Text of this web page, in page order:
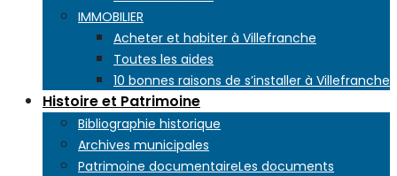
IMMOBILIER
Acheter et habiter à Villefranche
Toutes les aides
10 bonnes raisons de s’installer à Villefranche
Histoire et Patrimoine
Bibliographie historique
Archives municipales
Patrimoine documentaireLes documents